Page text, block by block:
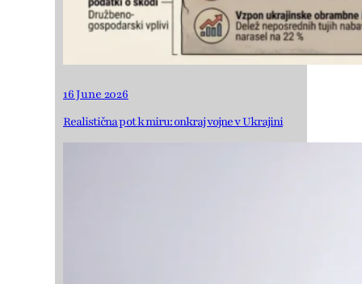
16 June 2026
Realistična pot k miru: onkraj vojne v Ukrajini